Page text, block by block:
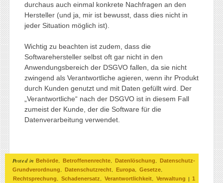
durchaus auch einmal konkrete Nachfragen an den
Hersteller (und ja, mir ist bewusst, dass dies nicht in
jeder Situation möglich ist).
Wichtig zu beachten ist zudem, dass die
Softwarehersteller selbst oft gar nicht in den
Anwendungsbereich der DSGVO fallen, da sie nicht
zwingend als Verantwortliche agieren, wenn ihr Produkt
durch Kunden genutzt und mit Daten gefüllt wird. Der
„Verantwortliche“ nach der DSGVO ist in diesem Fall
zumeist der Kunde, der die Software für die
Datenverarbeitung verwendet.
Posted in Behörde, Betroffenenrechte, Datenlöschung,
Datenschutz-
Grundverordnung, Datenschutzrecht, Europa, Gesetze,
Rechtsprechung, Schadenersatz, Verantwortlichkeit, Verwaltung | 1